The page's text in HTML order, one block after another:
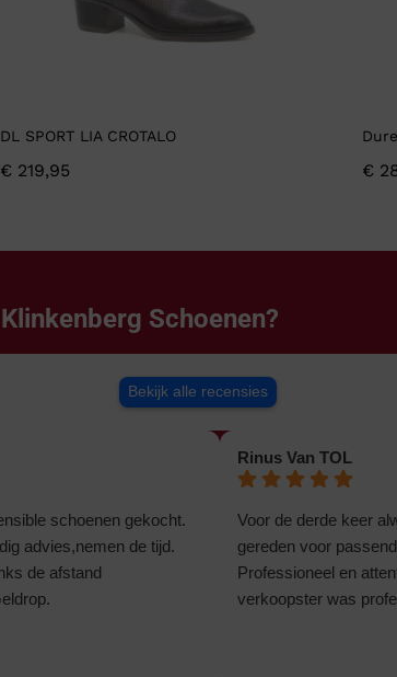
DL SPORT LIA CROTALO
€ 219,95 €
Klinkenberg Schoenen?
Bekijk alle recensies
schoenen gekocht.
advies,nemen de tijd.
de afstand
Rinus Van TOL
Voor de derde keer
gereden voor
Professioneel en
verkoopster was